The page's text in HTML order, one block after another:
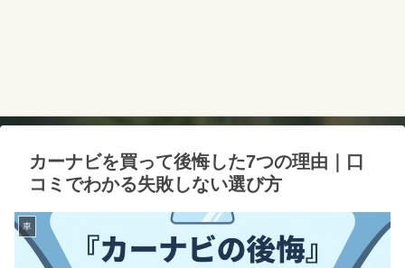
カーナビを買って後悔した7つの理由｜口
コミでわかる失敗しない選び方
車